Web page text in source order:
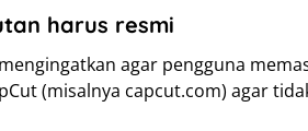
harus resmi
agar pengguna
(misalnya capcut.com) agar